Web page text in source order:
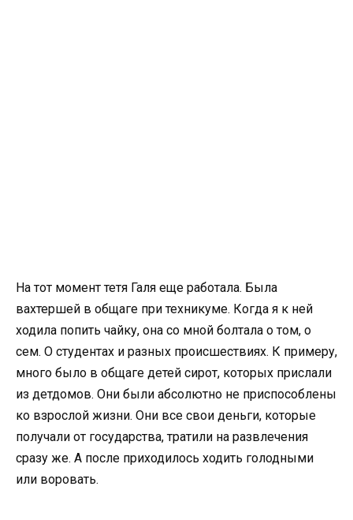
На тот момент тетя Галя еще работала. Была
вахтершей в общаге при техникуме. Когда я к ней
ходила попить чайку, она со мной болтала о том, о
сем. О студентах и разных происшествиях. К примеру,
много было в общаге детей сирот, которых прислали
из детдомов. Они были абсолютно не приспособлены
ко взрослой жизни. Они все свои деньги, которые
получали от государства, тратили на развлечения
сразу же. А после приходилось ходить голодными
или воровать.